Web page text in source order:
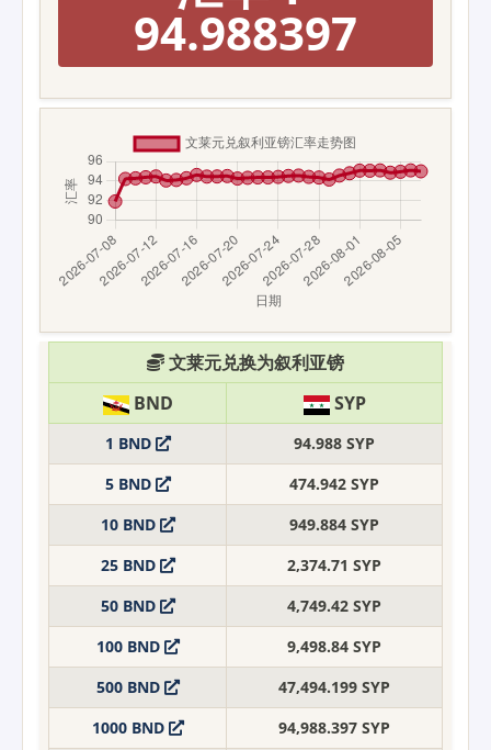
94.988397
文莱元兑换为叙利亚镑
BND
SYP
1 BND
94.988 SYP
5 BND
474.942 SYP
10 BND
949.884 SYP
25 BND
2,374.71 SYP
50 BND
4,749.42 SYP
100 BND
9,498.84 SYP
500 BND
47,494.199 SYP
1000 BND
94,988.397 SYP